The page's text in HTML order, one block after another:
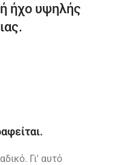
ήχο υψηλής
Γι' αυτό